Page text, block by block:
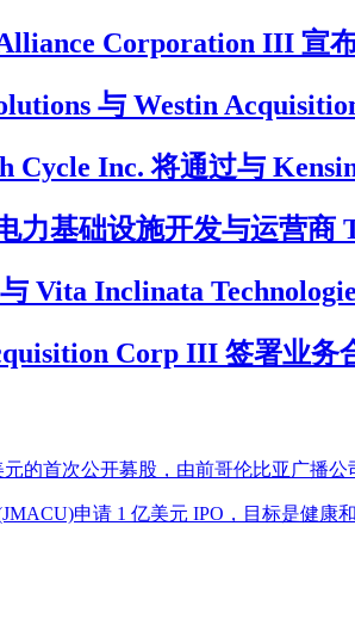
Corporation III 宣
与 Westin
Cycle Inc. 将通过与
基础设施开发与运营商
Vita Inclinata
Corp III 签署业务
的首次公开募股，由前哥伦比亚广播公
申请 1 亿美元 IPO，目标是健康